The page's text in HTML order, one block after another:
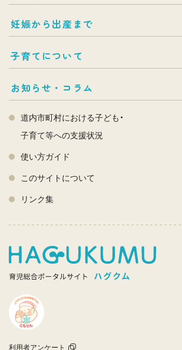
妊娠から出産まで
子育てについて
お知らせ・コラム
道内市町村における子ども・
子育て等への支援状況
使い方ガイド
このサイトについて
リンク集
利用者アンケート